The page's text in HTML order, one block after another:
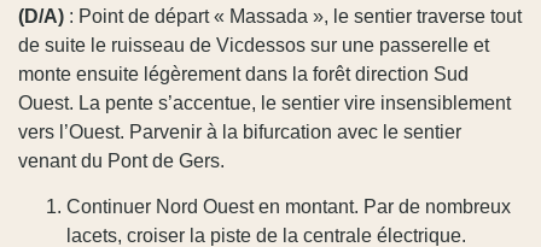
(D/A) : Point de départ « Massada », le sentier traverse tout
de suite le ruisseau de Vicdessos sur une passerelle et
monte ensuite légèrement dans la forêt direction Sud
Ouest. La pente s’accentue, le sentier vire insensiblement
vers l’Ouest. Parvenir à la bifurcation avec le sentier
venant du Pont de Gers.
Continuer Nord Ouest en montant. Par de nombreux
lacets, croiser la piste de la centrale électrique.